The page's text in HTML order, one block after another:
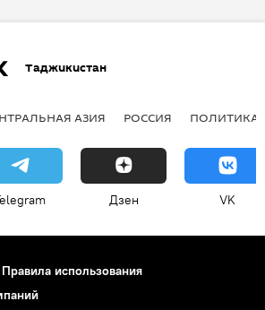
Таджикистан
АЗИЯ РОССИЯ ПОЛИТИКА
Дзен VK
Правила использования